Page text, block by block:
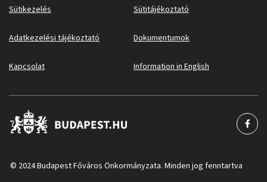
Sütikezelés Sütitájékoztató
Adatkezelési tájékoztató Dokumentumok
Kapcsolat Information in English
© 2024 Budapest Főváros Önkormányzata. Minden jog fenntartva